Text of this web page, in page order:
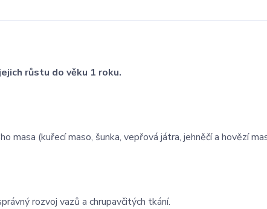
růstu do věku 1 roku.
masa (kuřecí maso, šunka, vepřová játra, jehněčí a hovězí
rozvoj vazů a chrupavčitých tkání.